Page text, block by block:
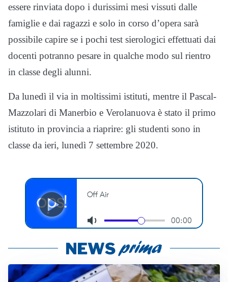
essere rinviata dopo i durissimi mesi vissuti dalle
famiglie e dai ragazzi e solo in corso d’opera sarà
possibile capire se i pochi test sierologici effettuati dai
docenti potranno pesare in qualche modo sul rientro
in classe degli alunni.
Da lunedì il via in moltissimi istituti, mentre il Pascal-
Mazzolari di Manerbio e Verolanuova è stato il primo
istituto in provincia a riaprire: gli studenti sono in
classe da ieri, lunedì 7 settembre 2020.